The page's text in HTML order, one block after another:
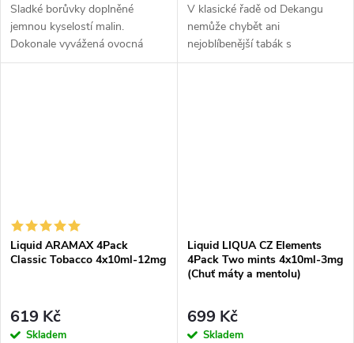
Sladké borůvky doplněné
jemnou kyselostí malin.
Dokonale vyvážená ovocná
směs, která kombinuje sladké i
V klasické řadě od Dekangu
nemůže chybět ani
nejoblíbenější tabák s
legendárním velbloudem.
Liquid ARAMAX 4Pack
Classic Tobacco 4x10ml-12mg
619 Kč
Skladem
Liquid LIQUA CZ Elements
4Pack Two mints 4x10ml-3mg
(Chuť máty a mentolu)
699 Kč
Skladem